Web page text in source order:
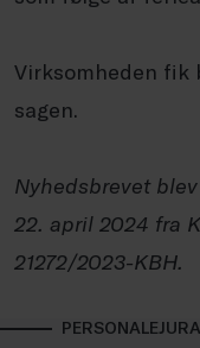
Virksomheden fik
sagen.
Nyhedsbrevet
22. april 2024 fra
21272/2023-KBH.
PERSONALEJURA